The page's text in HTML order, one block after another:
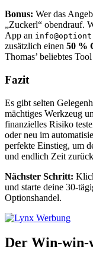
Bonus: Wer das
„Zuckerl“ obendrauf.
App an
zusätzlich einen 50 %
Thomas’ beliebtes
Fazit
Es gibt selten
mächtiges Werkzeug
finanzielles Risiko
oder neu im
perfekte Einstieg, um
und endlich Zeit
Nächster Schritt:
und starte deine 30-
Optionshandel.
Der Win-